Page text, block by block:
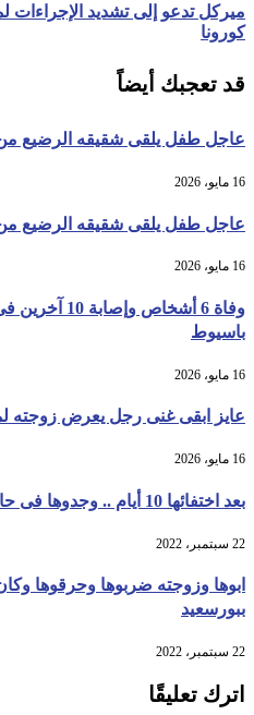
ميركل تدعو إلى تشديد الإجراءات
كورونا
قد تعجبك أيضاً
عاجل طفل يلقى شقيقه الرضيع من
16 مايو، 2026
عاجل طفل يلقى شقيقه الرضيع من
16 مايو، 2026
باسيوط
16 مايو، 2026
عايز ابقى غنى رجل يعرض زوجته
16 مايو، 2026
بعد اختفائها 10 أيام .. وجدوها فى حالة تعفن فى شفتها ببولاق...
22 سبتمبر، 2022
ابوها وزوجته ضربوها وحرقوها
ببورسعيد
22 سبتمبر، 2022
اترك تعليقًا